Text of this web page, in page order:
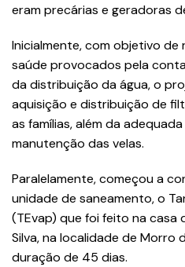
eram precárias e geradoras
Inicialmente, com objetivo de
saúde provocados pela
da distribuição da água, o
aquisição e distribuição de
as famílias, além da
manutenção das velas.
Paralelamente, começou a
unidade de saneamento, o
(TEvap) que foi feito na casa
Silva, na localidade de Morro
duração de 45 dias.